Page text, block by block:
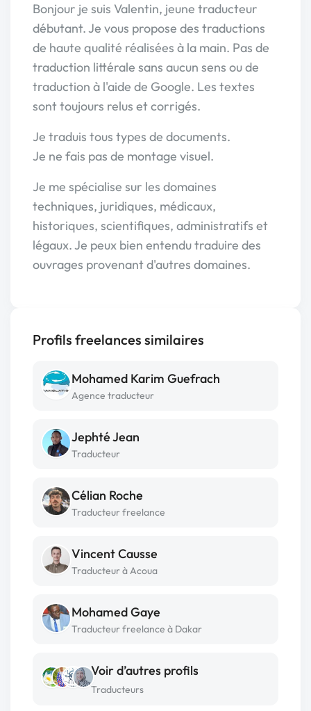
Bonjour je suis Valentin, jeune traducteur
débutant. Je vous propose des traductions
de haute qualité réalisées à la main. Pas de
traduction littérale sans aucun sens ou de
traduction à l'aide de Google. Les textes
sont toujours relus et corrigés.
Je traduis tous types de documents.
Je ne fais pas de montage visuel.
Je me spécialise sur les domaines
techniques, juridiques, médicaux,
historiques, scientifiques, administratifs et
légaux. Je peux bien entendu traduire des
ouvrages provenant d'autres domaines.
Profils freelances similaires
Mohamed Karim Guefrach
Agence traducteur
Jephté Jean
Traducteur
Célian Roche
Traducteur freelance
Vincent Causse
Traducteur à Acoua
Mohamed Gaye
Traducteur freelance à Dakar
Voir d’autres profils
Traducteurs